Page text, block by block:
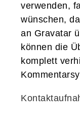
verwenden,
wünschen,
an Gravatar
können die
komplett